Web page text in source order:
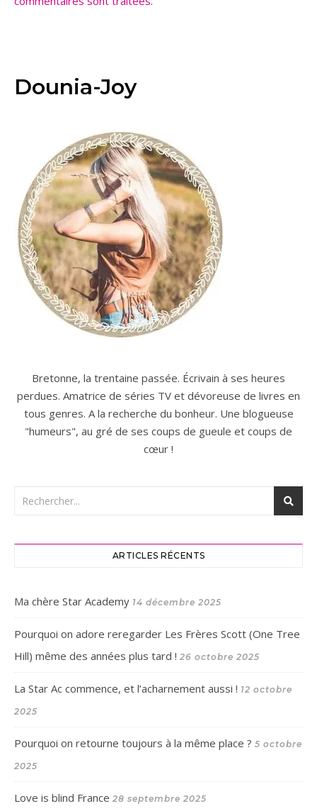
Dounia-Joy
Bretonne, la trentaine passée. Écrivain à ses heures
perdues. Amatrice de séries TV et dévoreuse de livres en
tous genres. A la recherche du bonheur. Une blogueuse
"humeurs", au gré de ses coups de gueule et coups de
cœur !
ARTICLES RÉCENTS
Ma chère Star Academy 14 décembre 2025
Pourquoi on adore reregarder Les Frères Scott (One Tree
Hill) même des années plus tard ! 26 octobre 2025
La Star Ac commence, et l’acharnement aussi ! 12 octobre
2025
Pourquoi on retourne toujours à la même place ? 5 octobre
2025
Love is blind France 28 septembre 2025